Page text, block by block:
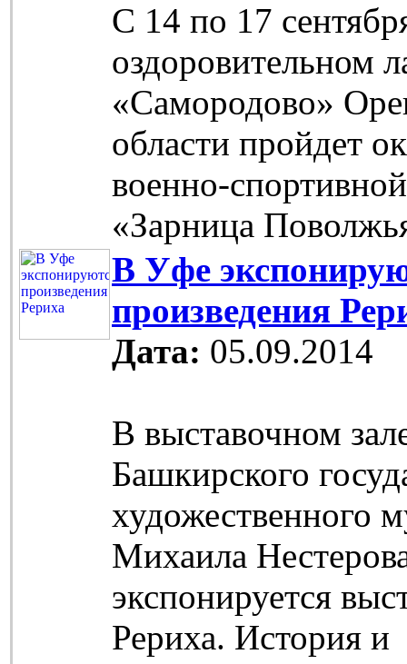
С 14 по 17
оздоровительном
«Самородово»
области пройдет
военно-
«Зарница
В Уфе
произведения
Дата: 05.09.2014
В выставочном
Башкирского
художественного
Михаила
экспонируется
Рериха. История и